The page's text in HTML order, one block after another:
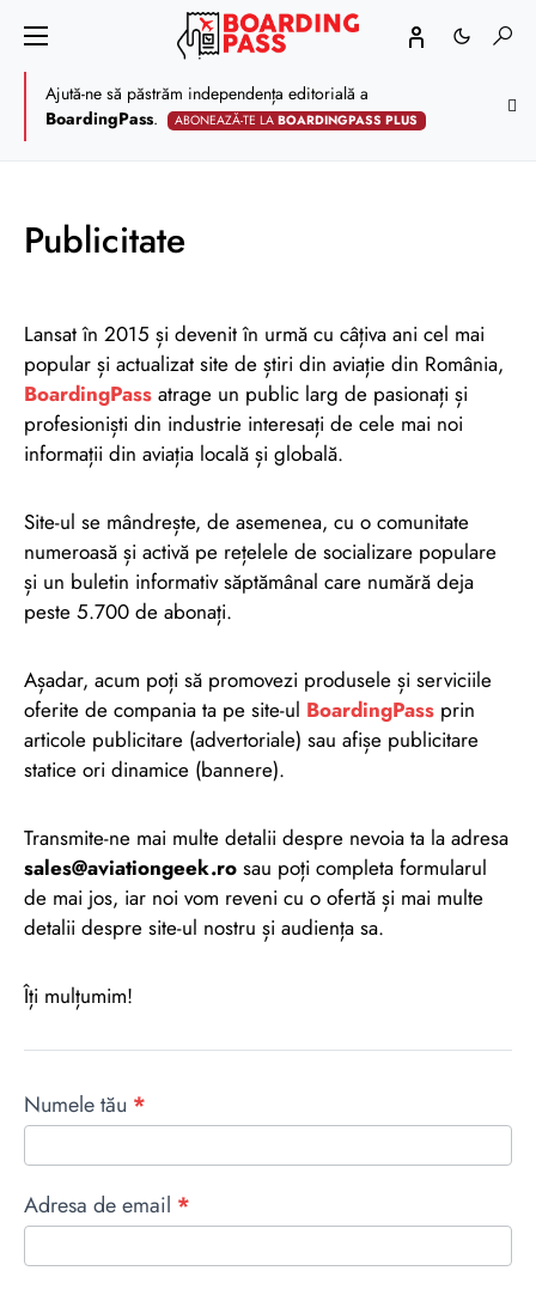
Ajută-ne să păstrăm independența editorială a
BoardingPass. ABONEAZĂ-TE LABOARDINGPASS PLUS
Publicitate
Lansat în 2015 și devenit în urmă cu câțiva ani cel mai
popular și actualizat site de știri din aviație din România,
BoardingPass atrage un public larg de pasionați și
profesioniști din industrie interesați de cele mai noi
informații din aviația locală și globală.
Site-ul se mândrește, de asemenea, cu o comunitate
numeroasă și activă pe rețelele de socializare populare
și un buletin informativ săptămânal care numără deja
peste 5.700 de abonați.
Așadar, acum poți să promovezi produsele și serviciile
oferite de compania ta pe site-ul BoardingPass prin
articole publicitare (advertoriale) sau afișe publicitare
statice ori dinamice (bannere).
Transmite-ne mai multe detalii despre nevoia ta la adresa
sales@aviationgeek.ro sau poți completa formularul
de mai jos, iar noi vom reveni cu o ofertă și mai multe
detalii despre site-ul nostru și audiența sa.
Îți mulțumim!
ads
Numele tău *
Adresa de email *